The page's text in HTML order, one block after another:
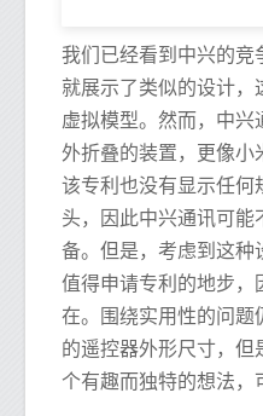
我们已经看到中兴的竞
就展示了类似的设计，
虚拟模型。然而，中兴
外折叠的装置，更像小
该专利也没有显示任何
头，因此中兴通讯可能
备。但是，考虑到这种
值得申请专利的地步，
在。围绕实用性的问题
的遥控器外形尺寸，但
个有趣而独特的想法，